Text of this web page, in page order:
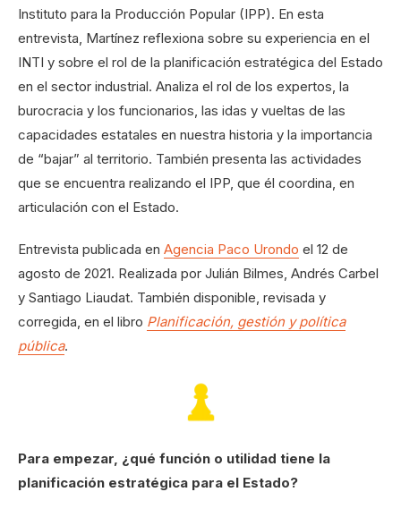
Instituto para la Producción Popular (IPP). En esta
entrevista, Martínez reflexiona sobre su experiencia en el
INTI y sobre el rol de la planificación estratégica del Estado
en el sector industrial. Analiza el rol de los expertos, la
burocracia y los funcionarios, las idas y vueltas de las
capacidades estatales en nuestra historia y la importancia
de “bajar” al territorio. También presenta las actividades
que se encuentra realizando el IPP, que él coordina, en
articulación con el Estado.
Entrevista publicada en Agencia Paco Urondo el 12 de
agosto de 2021. Realizada por Julián Bilmes, Andrés Carbel
y Santiago Liaudat. También disponible, revisada y
corregida, en el libro Planificación, gestión y política
pública.
Para empezar, ¿qué función o utilidad tiene la
planificación estratégica para el Estado?